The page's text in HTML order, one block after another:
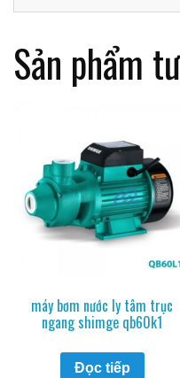
Sản phẩm
máy bơm nước ly tâm trục
ngang shimge qb60k1
Đọc tiếp